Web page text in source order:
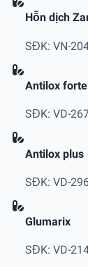
Hỗn dịch
SĐK: VN-
Antilox forte
SĐK: VD-
Antilox plus
SĐK: VD-
Glumarix
SĐK: VD-